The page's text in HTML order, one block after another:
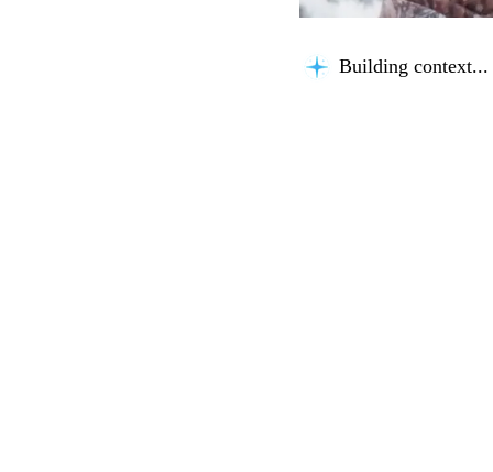
Building context...